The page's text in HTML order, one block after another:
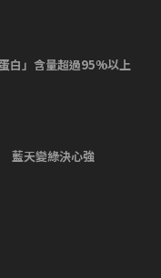
白」含量超過95%以上
藍天變綠決心強